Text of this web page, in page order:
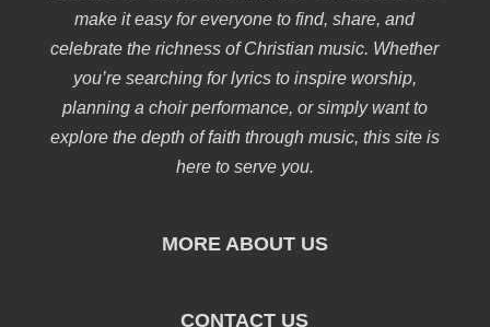
make it easy for everyone to find, share, and
celebrate the richness of Christian music. Whether
you’re searching for lyrics to inspire worship,
planning a choir performance, or simply want to
explore the depth of faith through music, this site is
here to serve you.
MORE ABOUT US
CONTACT US